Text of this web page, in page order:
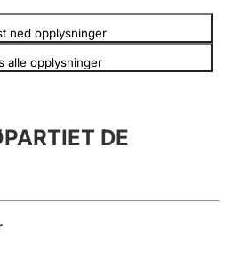
ned opplysninger
alle opplysninger
DE